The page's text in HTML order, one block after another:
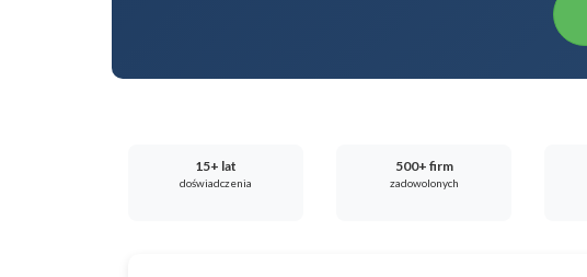
15+ lat
doświadczenia
500+ firm
zadowolonych